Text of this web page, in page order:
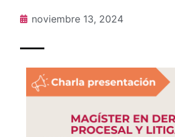
noviembre 13, 2024